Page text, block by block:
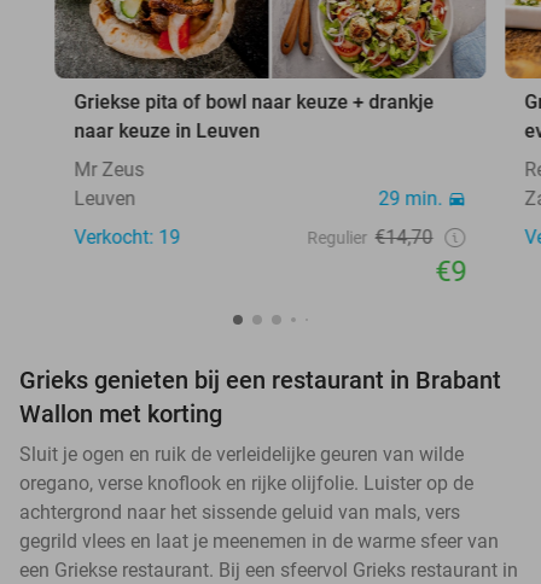
Griekse pita of bowl naar keuze + drankje
naar keuze in Leuven
Mr Zeus
Leuven
29 min.
Verkocht: 19
Regulier €14,70
€9
Grieks genieten bij een restaurant in Brabant
Wallon met korting
Sluit je ogen en ruik de verleidelijke geuren van wilde
oregano, verse knoflook en rijke olijfolie. Luister op de
achtergrond naar het sissende geluid van mals, vers
gegrild vlees en laat je meenemen in de warme sfeer van
een Griekse restaurant. Bij een sfeervol Grieks restaurant in